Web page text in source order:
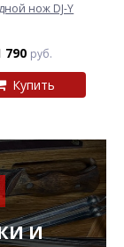
нож DJ-Y
790 руб.
Купить
И